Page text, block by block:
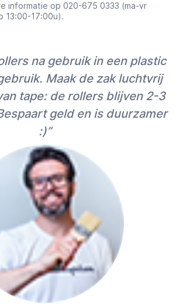
informatie op 020-675 0333 (ma-vr
13:00-17:00u).
na gebruik in een plastic
Maak de zak luchtvrij
tape: de rollers blijven 2-3
geld en is duurzamer
:)”